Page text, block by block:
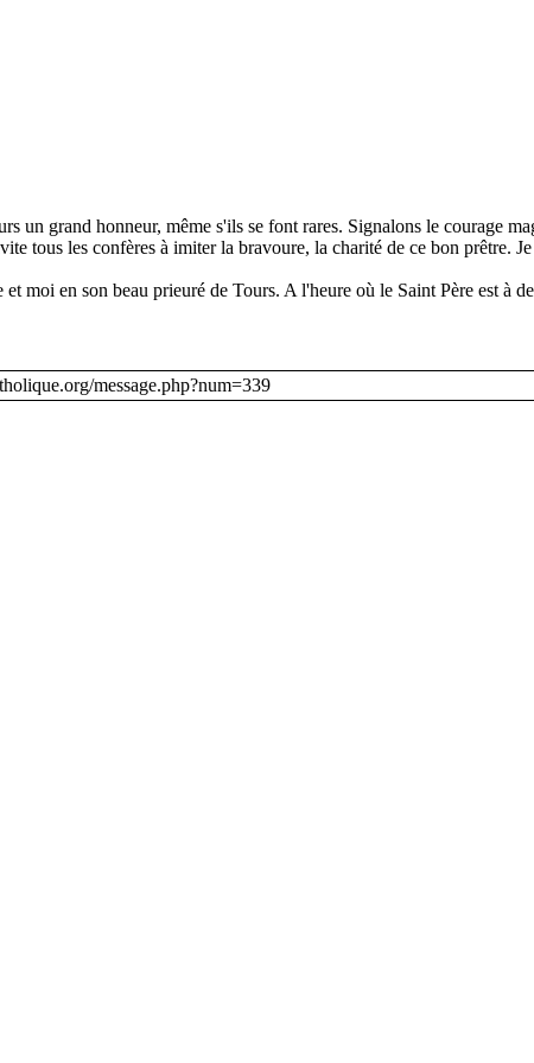
un grand honneur, même s'ils se font rares. Signalons le courage
tous les confères à imiter la bravoure, la charité de ce bon prêtre.
en son beau prieuré de Tours. A l'heure où le Saint Père est à
message.php?num=339